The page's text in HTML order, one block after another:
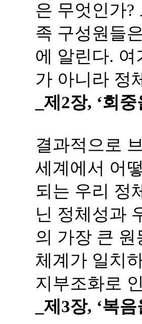
은 무엇인가
족 구성원들
에 알린다.
가 아니라 정
_제2장, ‘회
결과적으로
세계에서 어
되는 우리 정
닌 정체성과
의 가장 큰
체계가 일치
지부조화로
_제3장, ‘복